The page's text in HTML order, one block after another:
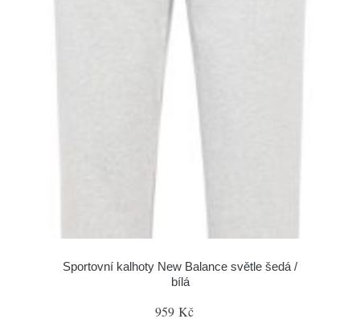
Sportovní kalhoty New Balance světle šedá /
bílá
959 Kč